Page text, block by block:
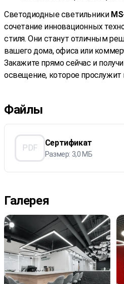
Светодиодные светильники
сочетание инновационных
стиля. Они станут отличным
вашего дома, офиса или
Закажите прямо сейчас и
освещение, которое прослужит
Файлы
PDF
Сертификат
Размер: 3,0 МБ
Галерея